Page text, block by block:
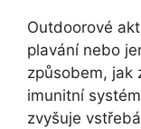
Outdoorové
plavání nebo
způsobem, jak
imunitní
zvyšuje